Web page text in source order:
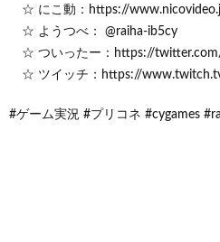
☆ にこ動：https://
☆ ようつべ： @raiha-ib5cy
☆ ついったー：https://
☆ ツイッチ：https://
#ゲーム実況 #プリコネ #cygames